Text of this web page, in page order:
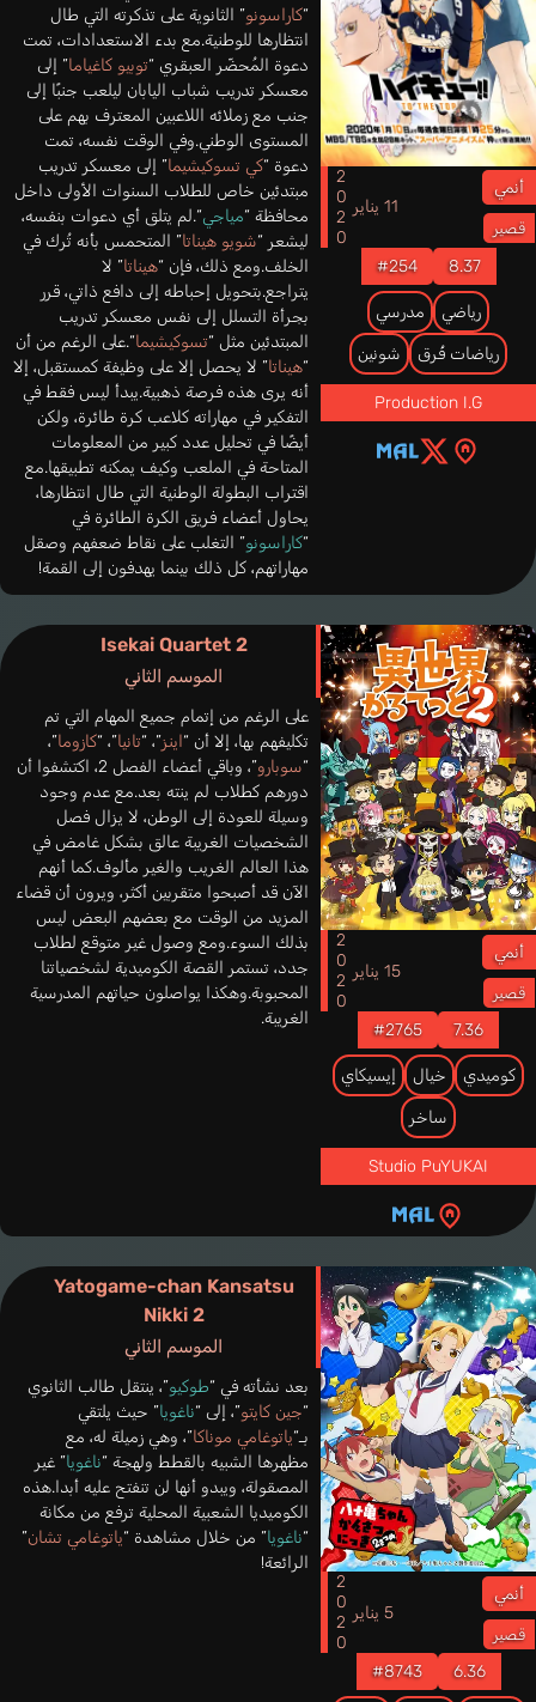
أنمي
قصير
11 يناير 2020
8.37
#254
رياضي مدرسي
رياضات فُرق شونين
Production I.G
“كاراسونو” الثانوية على تذكرته التي طال
انتظارها للوطنية.مع بدء الاستعدادات، تمت
دعوة المُحضّر العبقري “توبيو كاغياما” إلى
معسكر تدريب شباب اليابان ليلعب جنبًا إلى
جنب مع زملائه اللاعبين المعترف بهم على
المستوى الوطني.وفي الوقت نفسه، تمت
دعوة “كي تسوكيشيما” إلى معسكر تدريب
مبتدئين خاص للطلاب السنوات الأولى داخل
محافظة “مياجي“.لم يتلق أي دعوات بنفسه،
ليشعر “شويو هيناتا” المتحمس بأنه تُرك في
الخلف.ومع ذلك، فإن “هيناتا” لا
يتراجع.بتحويل إحباطه إلى دافع ذاتي، قرر
بجرأة التسلل إلى نفس معسكر تدريب
المبتدئين مثل “تسوكيشيما“.على الرغم من أن
“هيناتا” لا يحصل إلا على وظيفة كمستقبل، إلا
أنه يرى هذه فرصة ذهبية.يبدأ ليس فقط في
التفكير في مهاراته كلاعب كرة طائرة، ولكن
أيضًا في تحليل عدد كبير من المعلومات
المتاحة في الملعب وكيف يمكنه تطبيقها.مع
اقتراب البطولة الوطنية التي طال انتظارها،
يحاول أعضاء فريق الكرة الطائرة في
“كاراسونو” التغلب على نقاط ضعفهم وصقل
مهاراتهم، كل ذلك بينما يهدفون إلى القمة!
Isekai Quartet 2
الموسم الثاني
أنمي
قصير
15 يناير 2020
7.36
#2765
كوميدي خيال إيسيكاي
ساخر
Studio PuYUKAI
على الرغم من إتمام جميع المهام التي تم
تكليفهم بها، إلا أن “اينز”، “تانيا”، “كازوما”،
“سوبارو
”، وباقي أعضاء الفصل 2، اكتشفوا أن
دورهم كطلاب لم ينته بعد.مع عدم وجود
وسيلة للعودة إلى الوطن، لا يزال فصل
الشخصيات الغريبة عالق بشكل غامض في
هذا العالم الغريب والغير مألوف.كما أنهم
الآن قد أصبحوا متقربين أكثر، ويرون أن قضاء
المزيد من الوقت مع بعضهم البعض ليس
بذلك السوء.ومع وصول غير متوقع لطلاب
جدد، تستمر القصة الكوميدية لشخصياتنا
المحبوبة.وهكذا يواصلون حياتهم المدرسية
الغريبة.
Yatogame-chan Kansatsu
Nikki 2
الموسم الثاني
أنمي
قصير
5 يناير 2020
6.36
#8743
بعد نشأته في “طوكيو”، ينتقل طالب الثانوي
“جين كايتو”، إلى “ناغويا” حيث يلتقي
بـ“ياتوغامي موناكا”، وهي زميلة له، مع
مظهرها الشبيه بالقطط ولهجة “ناغويا” غير
المصقولة، ويبدو أنها لن تنفتح عليه أبدا.هذه
الكوميديا الشعبية المحلية ترفع من مكانة
“ناغويا” من خلال مشاهدة “ياتوغامي تشان”
الرائعة!